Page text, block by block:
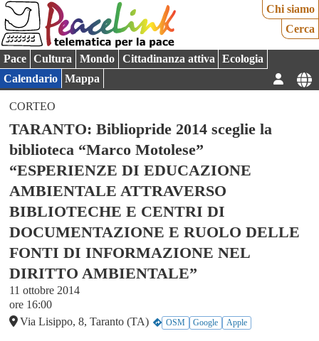
Chi siamo
Cerca
Pace Cultura Mondo Cittadinanza attiva
Ecologia
Calendario
Mappa
CORTEO
TARANTO: Bibliopride 2014 sceglie la
biblioteca “Marco Motolese”
“ESPERIENZE DI EDUCAZIONE
AMBIENTALE ATTRAVERSO
BIBLIOTECHE E CENTRI DI
DOCUMENTAZIONE E RUOLO DELLE
FONTI DI INFORMAZIONE NEL
DIRITTO AMBIENTALE”
11 ottobre 2014
ore 16:00
Via Lisippo, 8, Taranto (TA)
OSM Google Apple